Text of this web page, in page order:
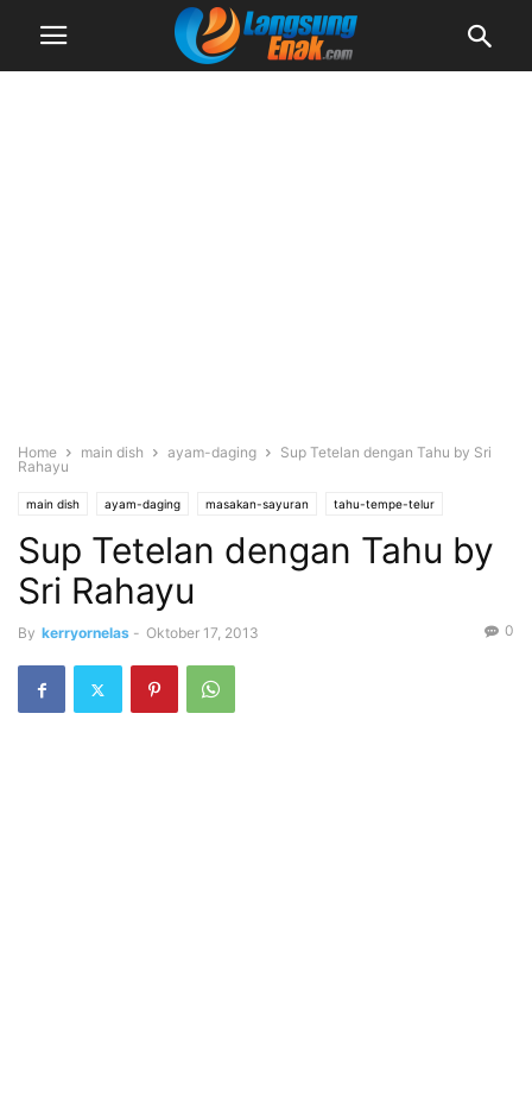
Home main dish ayam-daging
Sup Tetelan dengan Tahu by Sri
Rahayu
main dish ayam-daging masakan-sayuran tahu-tempe-telur
Sup Tetelan dengan Tahu by
Sri Rahayu
By kerryornelas - Oktober 17, 2013 0